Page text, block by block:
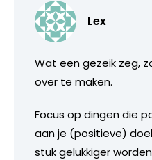
Lex
Wat een gezeik zeg,
over te maken.
Focus op dingen die
aan je (positieve)
stuk gelukkiger